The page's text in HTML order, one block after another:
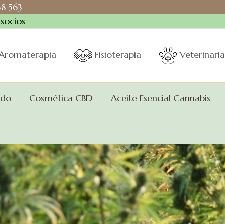
563
Fisioterapia Veterinaria
Cosmética CBD Aceite Esencial Cannabis